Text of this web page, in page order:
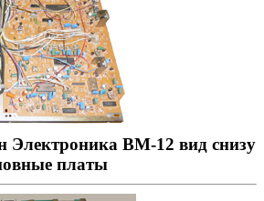
Электроника ВМ-12 вид снизу
платы